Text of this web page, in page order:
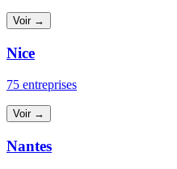
Voir →
Nice
75 entreprises
Voir →
Nantes